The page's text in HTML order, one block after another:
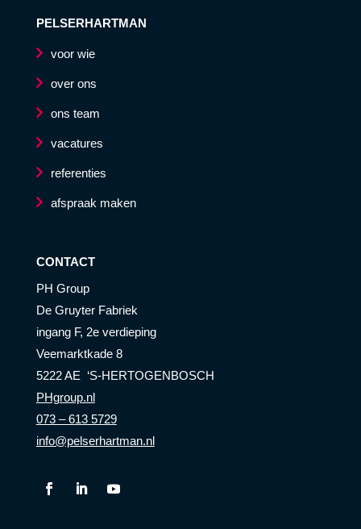
PELSERHARTMAN
voor wie
over ons
ons team
vacatures
referenties
afspraak maken
CONTACT
PH Group
De Gruyter Fabriek
ingang F, 2e verdieping
Veemarktkade 8
5222 AE ‘S-HERTOGENBOSCH
PHgroup.nl
073 – 613 5729
info@pelserhartman.nl